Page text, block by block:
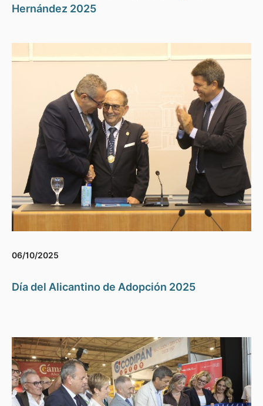
Hernández 2025
06/10/2025
Día del Alicantino de Adopción 2025